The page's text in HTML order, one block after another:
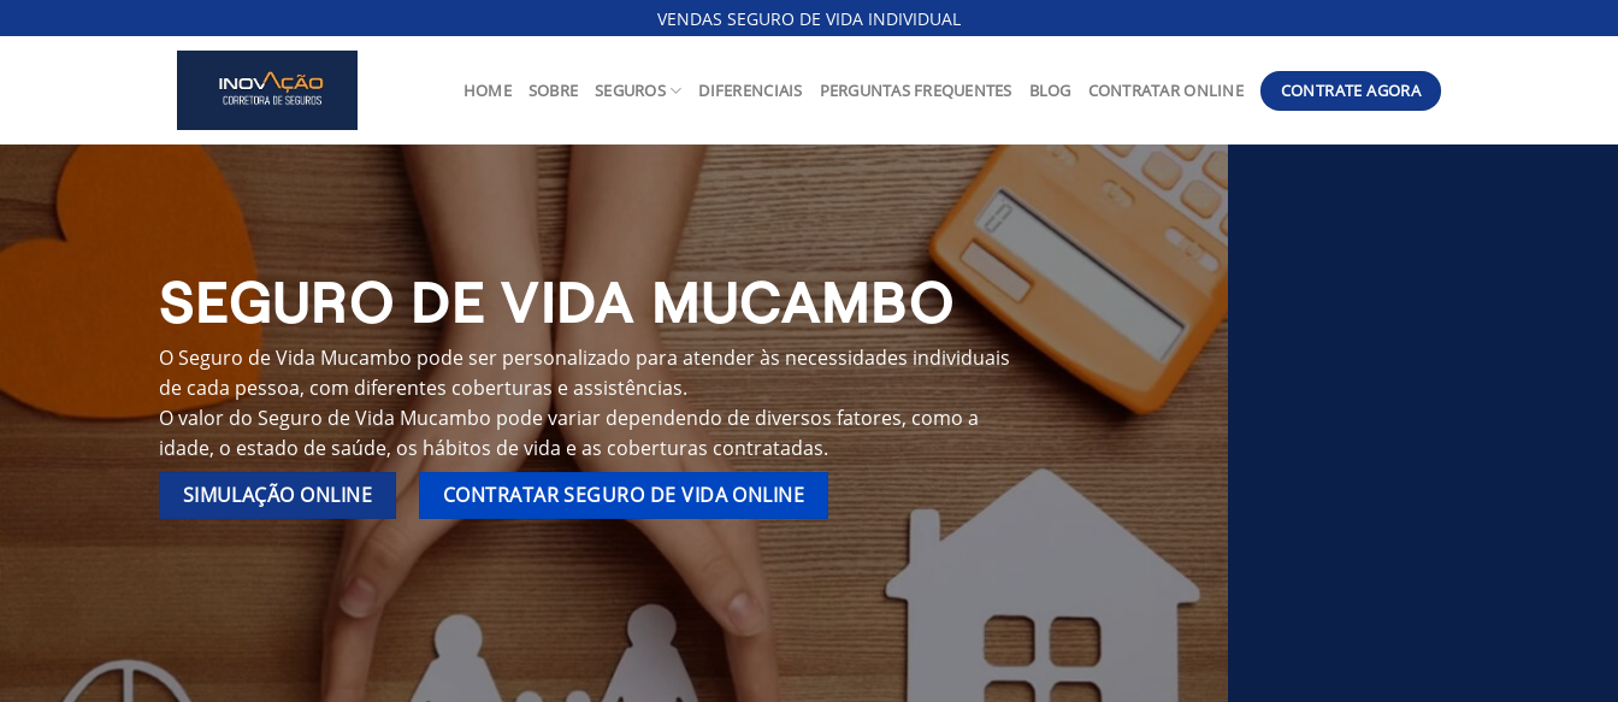
to
VENDAS SEGURO DE VIDA INDIVIDUAL
HOME SOBRE SEGUROS DIFERENCIAIS PERGUNTAS FREQUENTES BLOG CONTRATAR ONLINE CONTRATE AGORA
SEGURO DE VIDA MUCAMBO
O Seguro de Vida Mucambo pode ser personalizado para atender às necessidades individuais
de cada pessoa, com diferentes coberturas e assistências.
O valor do Seguro de Vida Mucambo pode variar dependendo de diversos fatores, como a
idade, o estado de saúde, os hábitos de vida e as coberturas contratadas.
SIMULAÇÃO ONLINE
CONTRATAR SEGURO DE VIDA ONLINE